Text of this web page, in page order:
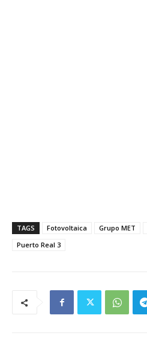
TAGS Fotovoltaica Grupo MET
Puerto Real 3